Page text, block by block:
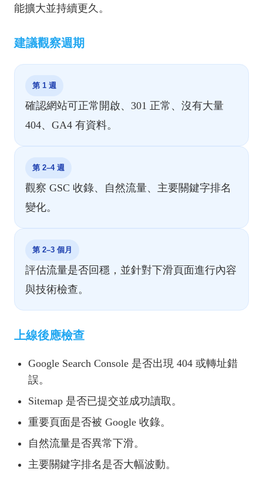
能擴大並持續更久。
建議觀察週期
第 1 週
確認網站可正常開啟、301 正常、沒有大量
404、GA4 有資料。
第 2–4 週
觀察 GSC 收錄、自然流量、主要關鍵字排名
變化。
第 2–3 個月
評估流量是否回穩，並針對下滑頁面進行內容
與技術檢查。
上線後應檢查
Google Search Console 是否出現 404 或轉址錯
誤。
Sitemap 是否已提交並成功讀取。
重要頁面是否被 Google 收錄。
自然流量是否異常下滑。
主要關鍵字排名是否大幅波動。